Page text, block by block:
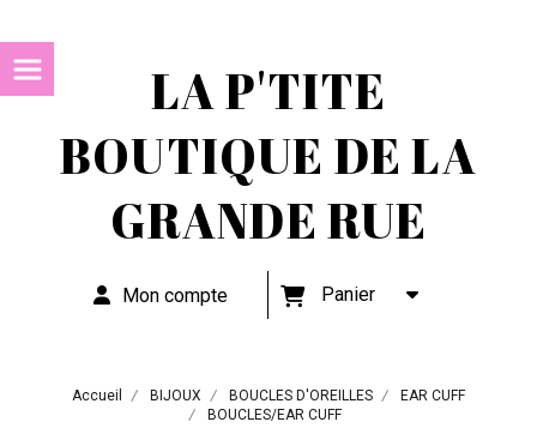
LA P'TITE
BOUTIQUE DE LA
GRANDE RUE
Mon compte Panier
Accueil BIJOUX BOUCLES D'OREILLES
EAR CUFF
BOUCLES/EAR CUFF